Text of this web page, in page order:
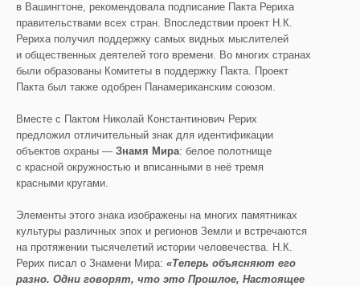
в Вашингтоне, рекомендовала подписание Пакта Рериха
правительствами всех стран. Впоследствии проект Н.К.
Рериха получил поддержку самых видных мыслителей
и общественных деятелей того времени. Во многих странах
были образованы Комитеты в поддержку Пакта. Проект
Пакта был также одобрен Панамериканским союзом.
Вместе с Пактом Николай Константинович Рерих
предложил отличительный знак для идентификации
объектов охраны — Знамя Мира: белое полотнище
с красной окружностью и вписанными в неё тремя
красными кругами.
Элементы этого знака изображены на многих памятниках
культуры различных эпох и регионов Земли и встречаются
на протяжении тысячелетий истории человечества. Н.К.
Рерих писал о Знамени Мира: «Теперь объясняют его
разно. Одни говорят, что это Прошлое, Настоящее